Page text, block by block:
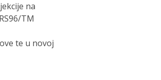
na
TM
te u novoj